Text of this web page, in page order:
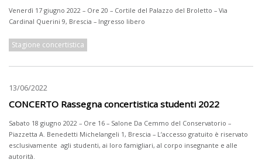
Venerdì 17 giugno 2022 – Ore 20 – Cortile del Palazzo del Broletto – Via
Cardinal Querini 9, Brescia – Ingresso libero
Stagione concertistica
13/06/2022
CONCERTO Rassegna concertistica studenti 2022
Sabato 18 giugno 2022 – Ore 16 – Salone Da Cemmo del Conservatorio –
Piazzetta A. Benedetti Michelangeli 1, Brescia – L’accesso gratuito è riservato
esclusivamente agli studenti, ai loro famigliari, al corpo insegnante e alle
autorità.